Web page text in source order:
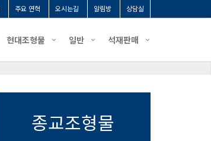
주요 연혁 오시는길 알림방 상담실
현대조형물 일반 석재판매
종교조형물